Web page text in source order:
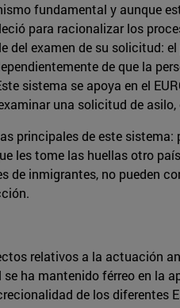
fundamental y aunque
para racionalizar los
del examen de su solicitud:
de que la
sistema se apoya en el
una solicitud de
principales de este
les tome las huellas otro
inmigrantes, no pueden
relativos a la actuación
ha mantenido férreo en la
de los diferentes